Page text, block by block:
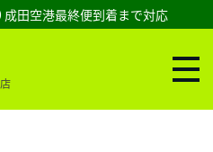
成田空港最終便到着まで対応